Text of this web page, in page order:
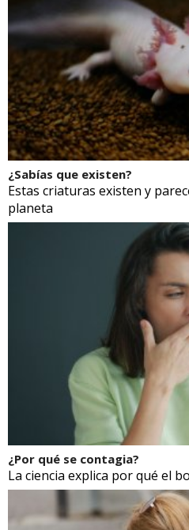
¿Sabías que existen?
Estas criaturas existen y
planeta
¿Por qué se contagia?
La ciencia explica por qué el